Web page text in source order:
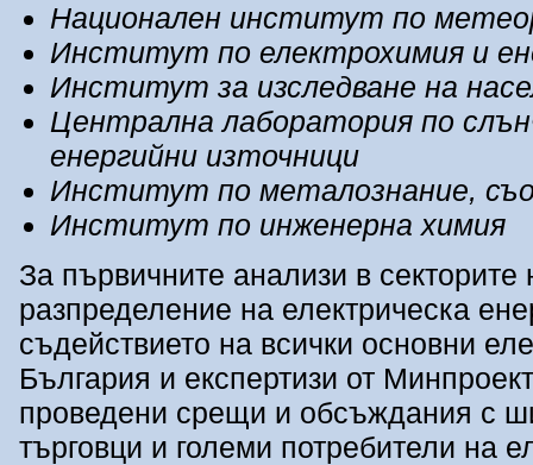
Национален институт по
Институт по електрохимия и
Институт за изследване на
Централна лаборатория по
енергийни източници
Институт по металознание,
Институт по инженерна химия
За първичните анализи в секторите
разпределение на електрическа
съдействието на всички основни
България и експертизи от
проведени срещи и обсъждания с
търговци и големи потребители на